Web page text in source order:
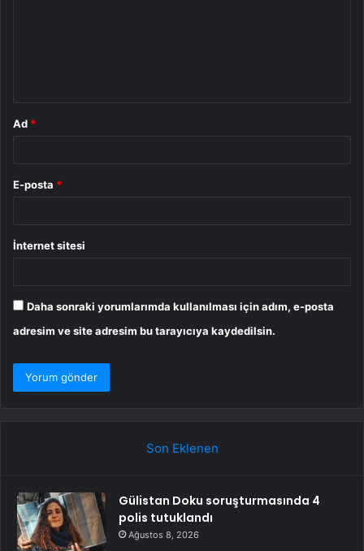
Ad *
E-posta *
İnternet sitesi
Daha sonraki yorumlarımda kullanılması için adım, e-posta
adresim ve site adresim bu tarayıcıya kaydedilsin.
Son Eklenen
Gülistan Doku soruşturmasında 4
polis tutuklandı
Ağustos 8, 2026